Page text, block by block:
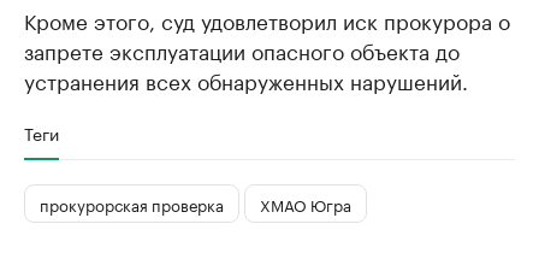
Кроме этого, суд удовлетворил иск прокурора о
запрете эксплуатации опасного объекта до
устранения всех обнаруженных нарушений.
Теги
прокурорская проверка ХМАО Югра